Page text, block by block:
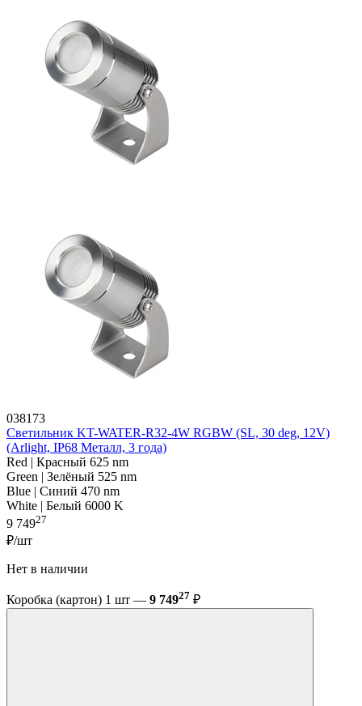
038173
Светильник KT-WATER-R32-4W RGBW (SL, 30 deg, 12V)
(Arlight, IP68 Металл, 3 года)
Red | Красный 625 nm
Green | Зелёный 525 nm
Blue | Синий 470 nm
White | Белый 6000 K
9 74927
₽/шт
Нет в наличии
Коробка (картон) 1 шт — 9 74927 ₽